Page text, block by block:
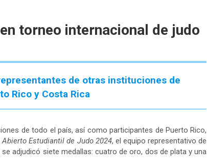
torneo internacional de judo
de otras instituciones de
Rico y Costa Rica
de todo el país, así como participantes de Puerto Rico,
Estudiantil de Judo 2024, el equipo representativo de
adjudicó siete medallas: cuatro de oro, dos de plata y una